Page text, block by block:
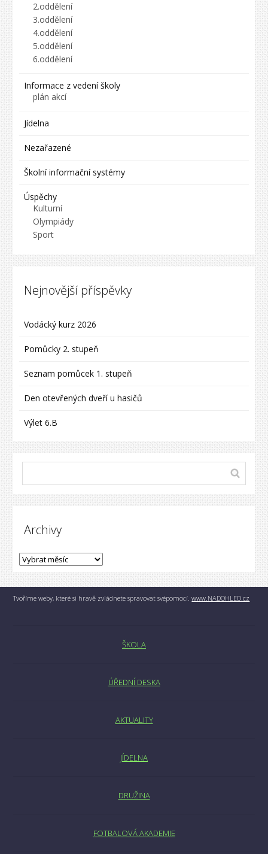
2.oddělení
3.oddělení
4.oddělení
5.oddělení
6.oddělení
Informace z vedení školy
plán akcí
Jídelna
Nezařazené
Školní informační systémy
Úspěchy
Kulturní
Olympiády
Sport
Nejnovější příspěvky
Vodácký kurz 2026
Pomůcky 2. stupeň
Seznam pomůcek 1. stupeň
Den otevřených dveří u hasičů
Výlet 6.B
Archivy
Tvoříme weby, které si hravě zvládnete spravovat svépomocí.www.NADOHLED.cz
ŠKOLA
ÚŘEDNÍ DESKA
AKTUALITY
JÍDELNA
DRUŽINA
FOTBALOVÁ AKADEMIE